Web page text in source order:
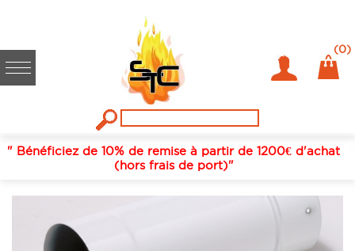
(0)
" Bénéficiez de 10% de remise à partir de 1200€ d'achat
(hors frais de port)"
Fumisterie / conduits de fumées
Blanc
LONGUEUR 33 CM 125 EMAIL BLANC BRILLANT